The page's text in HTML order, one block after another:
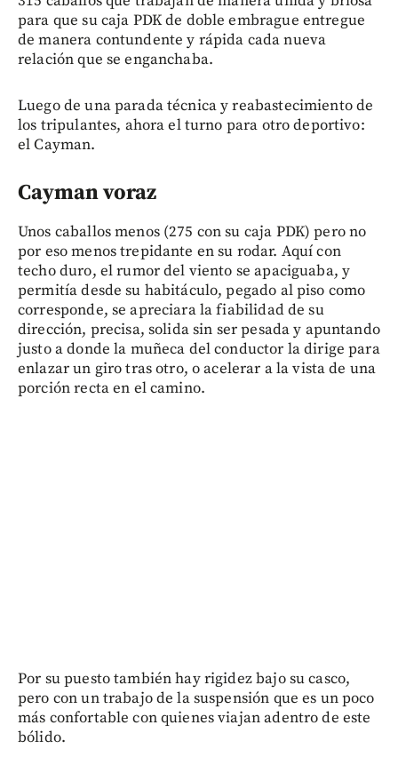
para que su caja PDK de doble embrague entregue
de manera contundente y rápida cada nueva
relación que se enganchaba.
Luego de una parada técnica y reabastecimiento de
los tripulantes, ahora el turno para otro deportivo:
el Cayman.
Cayman voraz
Unos caballos menos (275 con su caja PDK) pero no
por eso menos trepidante en su rodar. Aquí con
techo duro, el rumor del viento se apaciguaba, y
permitía desde su habitáculo, pegado al piso como
corresponde, se apreciara la fiabilidad de su
dirección, precisa, solida sin ser pesada y apuntando
justo a donde la muñeca del conductor la dirige para
enlazar un giro tras otro, o acelerar a la vista de una
porción recta en el camino.
Por su puesto también hay rigidez bajo su casco,
pero con un trabajo de la suspensión que es un poco
más confortable con quienes viajan adentro de este
bólido.